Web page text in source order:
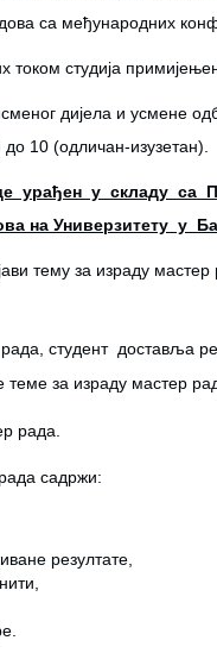
са међународних
студија
дијела и усмене
10 (одличан-изузетан).
у складу са
на Универзитету у
тему за израду
студент доставља
за израду мастер
рада.
садржи:
резултате,